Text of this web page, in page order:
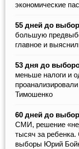
экономические
55 дней до
большую
главное и
53 дня до
меньше налоги и
Тимошенко
60 дней до
СМИ, решение
тысяч за
выборы Юрий